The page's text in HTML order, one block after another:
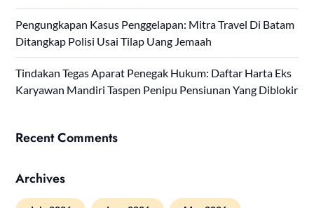
Pengungkapan Kasus Penggelapan: Mitra Travel Di Batam
Ditangkap Polisi Usai Tilap Uang Jemaah
Tindakan Tegas Aparat Penegak Hukum: Daftar Harta Eks
Karyawan Mandiri Taspen Penipu Pensiunan Yang Diblokir
Recent Comments
Archives